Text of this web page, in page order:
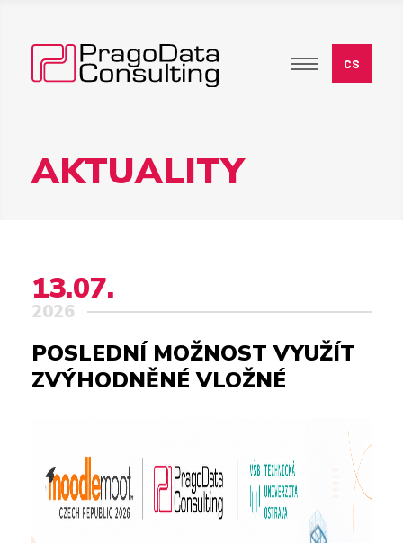
AKTUALITY
13.07.
2026
POSLEDNÍ MOŽNOST VYUŽÍT
ZVÝHODNĚNÉ VLOŽNÉ